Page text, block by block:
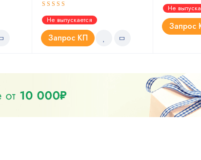
Оценка
4.67из 5
Не выпускается
Запрос КП
Оценка
4.67из 5
Не
Запрос